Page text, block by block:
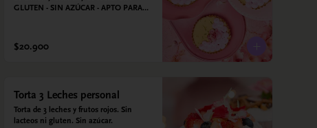
GLUTEN - SIN AZÚCAR - APTO PARA
$20.900
Torta 3 Leches personal
Torta de 3 leches y frutos rojos. Sin
lacteos ni gluten. Sin azúcar.